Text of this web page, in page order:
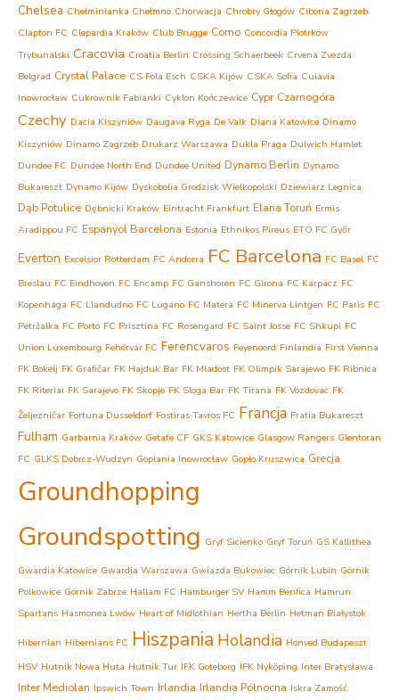
Chelsea Chełminianka Chełmno Chorwacja Chrobry Głogów Cibona Zagrzeb
Clapton FC Clepardia Kraków Club Brugge Como Concordia Piotrków
Trybunalski Cracovia Croatia Berlin Crossing Schaerbeek Crvena Zvezda
Belgrad Crystal Palace CS Fola Esch CSKA Kijów CSKA Sofia Cuiavia
Inowrocław Cukrownik Fabianki Cyklon Kończewice Cypr Czarnogóra
Czechy Dacia Kiszyniów Daugava Ryga De Valk Diana Katowice Dinamo
Kiszyniów Dinamo Zagrzeb Drukarz Warszawa Dukla Praga Dulwich Hamlet
Dundee FC Dundee North End Dundee United Dynamo Berlin Dynamo
Bukareszt Dynamo Kijów Dyskobolia Grodzisk Wielkopolski Dziewiarz Legnica
Dąb Potulice Dębnicki Kraków Eintracht Frankfurt Elana Toruń Ermis
Aradippou FC Espanyol Barcelona Estonia Ethnikos Pireus ETO FC Győr
Everton Excelsior Rotterdam FC Andorra FC Barcelona FC Basel FC
Breslau FC Eindhoven FC Encamp FC Ganshoren FC Girona FC Karpacz FC
Kopenhaga FC Llandudno FC Lugano FC Matera FC Minerva Lintgen FC Paris FC
Petržalka FC Porto FC Prisztina FC Rosengard FC Saint Josse FC Shkupi FC
Union Luxembourg Fehérvár FC Ferencvaros Feyenoord Finlandia First Vienna
FK Bokelj FK Grafičar FK Hajduk Bar FK Mladost FK Olimpik Sarajewo FK Ribnica
FK Riteriai FK Sarajevo FK Skopje FK Sloga Bar FK Tirana FK Vozdovac FK
Željezničar Fortuna Dusseldorf Fostiras Tavros FC Francja Fratia Bukareszt
Fulham Garbarnia Kraków Getafe CF GKS Katowice Glasgow Rangers Glentoran
FC GLKS Dobrcz-Wudzyn Goplania Inowrocław Gopło Kruszwica Grecja
Groundhopping
Groundspotting Gryf Sicienko Gryf Toruń GS Kallithea
Gwardia Katowice Gwardia Warszawa Gwiazda Bukowiec Górnik Lubin Górnik
Polkowice Górnik Zabrze Hallam FC Hamburger SV Hamm Benfica Hamrun
Spartans Hasmonea Lwów Heart of Midlothian Hertha Berlin Hetman Białystok
Hibernian Hibernians FC Hiszpania Holandia Honved Budapeszt
HSV Hutnik Nowa Huta Hutnik Tur IFK Goteborg IFK Nyköping Inter Bratysława
Inter Mediolan Ipswich Town Irlandia Irlandia Północna Iskra Zamość